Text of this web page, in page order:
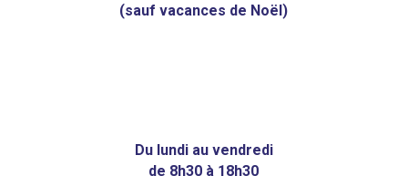
(sauf vacances de Noël)
Du lundi au vendredi
de 8h30 à 18h30